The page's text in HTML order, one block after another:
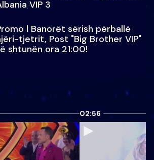
VIP 3
l Banorët sërish përballë
tjetrit, Post "Big Brother VIP"
shtunën ora 21:00!
02:56